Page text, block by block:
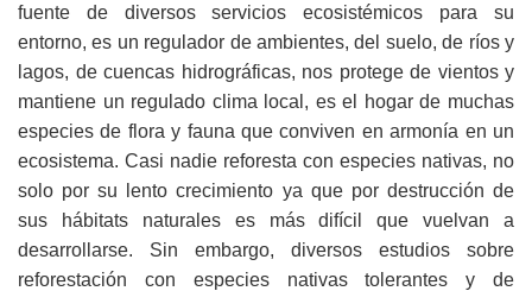
fuente de diversos servicios ecosistémicos para su
entorno, es un regulador de ambientes, del suelo, de ríos y
lagos, de cuencas hidrográficas, nos protege de vientos y
mantiene un regulado clima local, es el hogar de muchas
especies de flora y fauna que conviven en armonía en un
ecosistema. Casi nadie reforesta con especies nativas, no
solo por su lento crecimiento ya que por destrucción de
sus hábitats naturales es más difícil que vuelvan a
desarrollarse. Sin embargo, diversos estudios sobre
reforestación con especies nativas tolerantes y de